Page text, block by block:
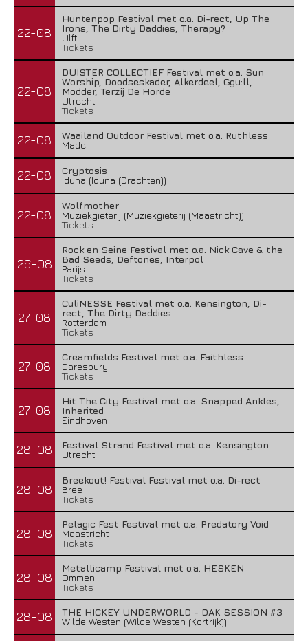
22-08
Huntenpop Festival met o.a. Di-rect, Up The
Irons, The Dirty Daddies, Therapy?
Ulft
Tickets
22-08
DUISTER COLLECTIEF Festival met o.a. Sun
Worship, Doodseskader, Alkerdeel, Ggu:ll,
Modder, Terzij De Horde
Utrecht
Tickets
22-08
Waailand Outdoor Festival met o.a. Ruthless
Made
22-08
Cryptosis
Iduna (Iduna (Drachten))
22-08
Wolfmother
Muziekgieterij (Muziekgieterij (Maastricht))
Tickets
26-08
Rock en Seine Festival met o.a. Nick Cave & the
Bad Seeds, Deftones, Interpol
Parijs
Tickets
27-08
CuliNESSE Festival met o.a. Kensington, Di-
rect, The Dirty Daddies
Rotterdam
Tickets
27-08
Creamfields Festival met o.a. Faithless
Daresbury
Tickets
27-08
Hit The City Festival met o.a. Snapped Ankles,
Inherited
Eindhoven
28-08
Festival Strand Festival met o.a. Kensington
Utrecht
28-08
Breekout! Festival Festival met o.a. Di-rect
Bree
Tickets
28-08
Pelagic Fest Festival met o.a. Predatory Void
Maastricht
Tickets
28-08
Metallicamp Festival met o.a. HESKEN
Ommen
Tickets
28-08
THE HICKEY UNDERWORLD - DAK SESSION #3
Wilde Westen (Wilde Westen (Kortrijk))